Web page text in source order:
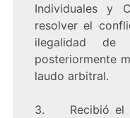
Individuales y
resolver el
ilegalidad
posteriormente
laudo arbitral.
3. Recibió el